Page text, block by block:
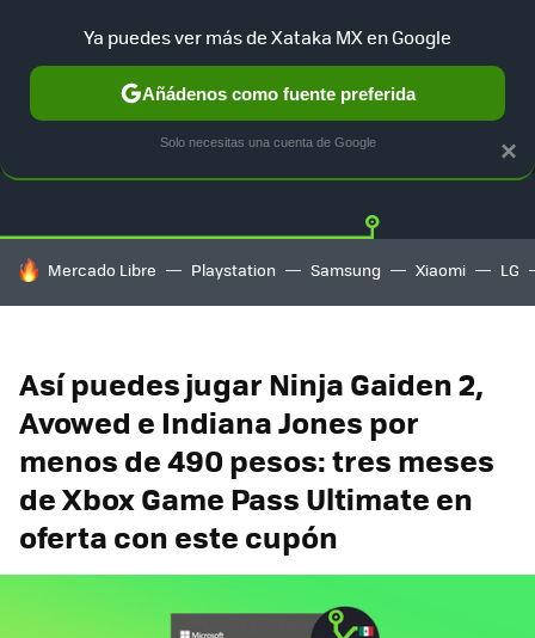
GUÍA DE COMPRAS MERCADO LIBRE
HOY SE HABLA DE
Mercado Libre Playstation Samsung Xiaomi LG
Así puedes jugar Ninja Gaiden 2,
Avowed e Indiana Jones por
menos de 490 pesos: tres meses
de Xbox Game Pass Ultimate en
oferta con este cupón
×
Ya puedes ver más de Xataka MX en Google
Añádenos como fuente preferida
Solo necesitas una cuenta de Google